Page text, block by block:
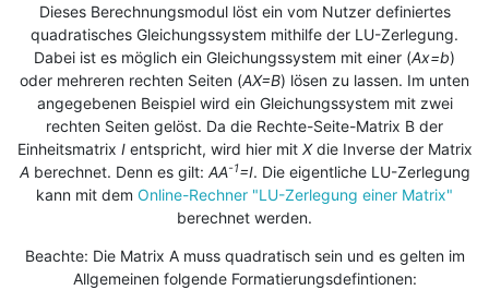
Dieses Berechnungsmodul löst ein vom Nutzer definiertes
quadratisches Gleichungssystem mithilfe der LU-Zerlegung.
Dabei ist es möglich ein Gleichungssystem mit einer (Ax=b)
oder mehreren rechten Seiten (AX=B) lösen zu lassen. Im unten
angegebenen Beispiel wird ein Gleichungssystem mit zwei
rechten Seiten gelöst. Da die Rechte-Seite-Matrix B der
Einheitsmatrix Ientspricht, wird hier mit Xdie Inverse der Matrix
Aberechnet. Denn es gilt: AA-1=I. Die eigentliche LU-Zerlegung
kann mit dem Online-Rechner "LU-Zerlegung einer Matrix"
berechnet werden.
Beachte: Die Matrix A muss quadratisch sein und es gelten im
Allgemeinen folgende Formatierungsdefintionen: